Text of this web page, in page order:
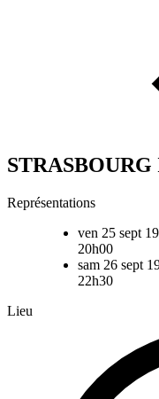
Représentations
ven 25 sept
20h00
sam 26 sept
22h30
Lieu